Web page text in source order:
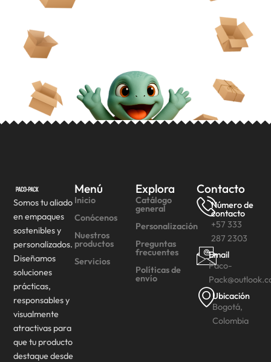
Somos tu aliado
en empaques
sostenibles y
personalizados.
Diseñamos
soluciones
prácticas,
responsables y
visualmente
atractivas para
que tu producto
destaque desde
Menú
Inicio
Conócenos
Nuestros
productos
Servicios
Explora
Catálogo
general
Personalización
Preguntas
frecuentes
Políticas de
envío
Contacto
Número de
contacto
+57 333
287 2303
Email
Paco-
Ubicación
Bogotá,
Colombia